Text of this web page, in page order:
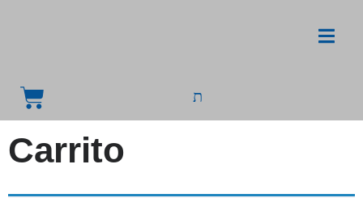
Carrito